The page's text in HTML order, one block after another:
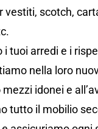
vestiti, scotch,
i tuoi arredi e i
nella loro
idonei e
tutto il mobilio